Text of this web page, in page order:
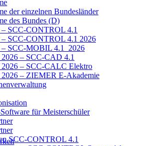
der einzelnen Bundesländer
des Bundes (D)
SCC-CONTROL 4.1
SCC-CONTROL 4.1 2026
SCC-MOBIL 4.1_2026
– SCC-CAD 4.1
– SCC-CALC Elektro
– ZIEMER E-Akademie
für Meisterschüler
SCC-CONTROL 4.1